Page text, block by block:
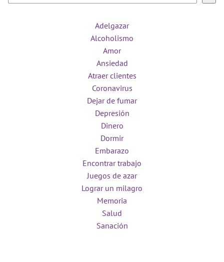
Adelgazar
Alcoholismo
Amor
Ansiedad
Atraer clientes
Coronavirus
Dejar de fumar
Depresión
Dinero
Dormir
Embarazo
Encontrar trabajo
Juegos de azar
Lograr un milagro
Memoria
Salud
Sanación